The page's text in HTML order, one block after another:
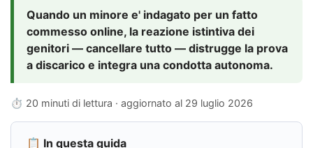
Quando un minore e' indagato per un fatto
commesso online, la reazione istintiva dei
genitori — cancellare tutto — distrugge la prova
a discarico e integra una condotta autonoma.
⏱ 20 minuti di lettura · aggiornato al 29 luglio 2026
📋 In questa guida